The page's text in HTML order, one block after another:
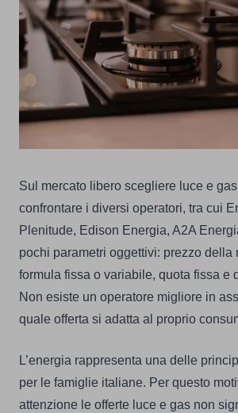
Sul mercato libero scegliere luce e
confrontare i diversi operatori, tra cui
Plenitude, Edison Energia, A2A
pochi parametri oggettivi: prezzo della
formula fissa o variabile, quota fissa e
Non esiste un operatore migliore in
quale offerta si adatta al proprio
L’energia rappresenta una delle
per le famiglie italiane. Per questo
attenzione le offerte luce e gas non